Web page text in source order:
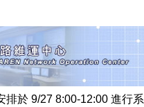
排於 9/27 8:00-12:00 進行